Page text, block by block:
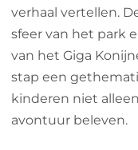
verhaal vertellen.
sfeer van het park
van het Giga
stap een
kinderen niet
avontuur beleven.